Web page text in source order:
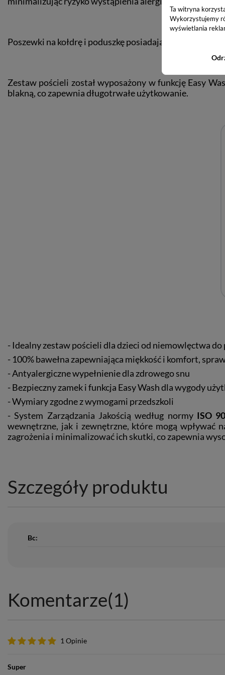
Poszewki na kołdrę i poduszkę posiadają bezpieczny
Zestaw pościeli został wyposażony w funkcję Easy
blakną, co zapewnia długotrwałe użytkowanie.
- Idealny zestaw pościeli dla dzieci od niemowlęctwa
- 100% bawełna zapewniająca miękkość i komfort,
- Antyalergiczne wypełnienie dla zdrowego snu
- Bezpieczny zamek i funkcja Easy Wash dla wygody
- Wymiary zgodne z wymogami przedszkoli
-System Zarządzania Jakością według normyISO
wewnętrzne, jak i zewnętrzne, które mogą wpływać
zagrożenia i minimalizować ich skutki, co zapewnia
Szczegóły produktu
Bc:
Komentarze(1)
1 Opinie
Super
Ta witryna
Wykorzystujemy
wyświetlania